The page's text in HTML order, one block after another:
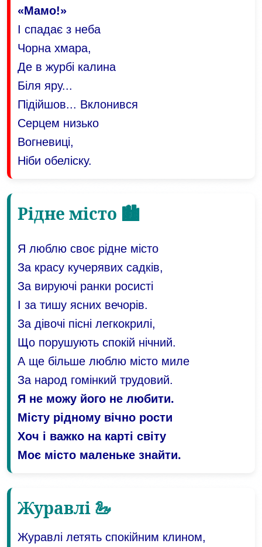
«Мамо!»
І спадає з неба
Чорна хмара,
Де в журбі калина
Біля яру...
Підійшов... Вклонився
Серцем низько
Вогневиці,
Ніби обеліску.
Рідне місто 🏙️
Я люблю своє рідне місто
За красу кучерявих садків,
За вируючі ранки росисті
І за тишу ясних вечорів.
За дівочі пісні легкокрилі,
Що порушують спокій нічний.
А ще більше люблю місто миле
За народ гомінкий трудовий.
Я не можу його не любити.
Місту рідному вічно рости
Хоч і важко на карті світу
Моє місто маленьке знайти.
Журавлі 🦢
Журавлі летять спокійним клином,